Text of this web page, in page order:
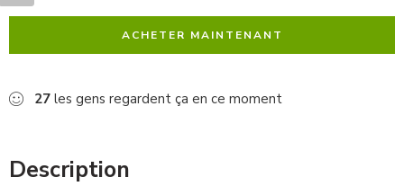
ACHETER MAINTENANT
27 les gens regardent ça en ce moment
Description